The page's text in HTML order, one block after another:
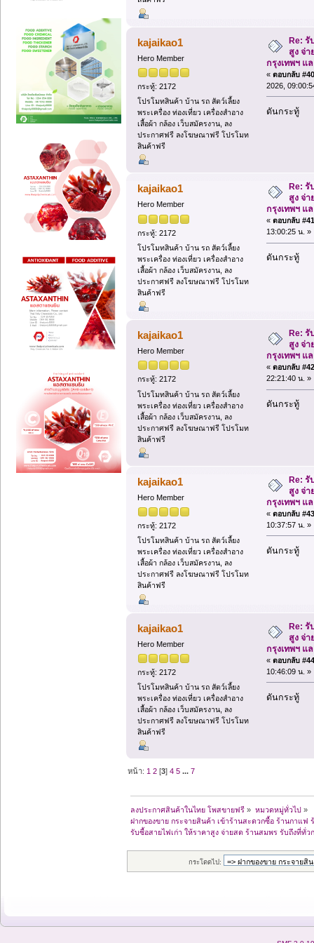
kajaikao1
Hero Member
กระทู้: 2172
โปรโมทสินค้า บ้าน รถ สัตว์เลี้ยง
พระเครื่อง ท่องเที่ยว เครื่องสำอาง
เสื้อผ้า กล้อง เว็บสมัครงาน, ลง
ประกาศฟรี ลงโฆษณาฟรี โปรโมท
สินค้าฟรี
Re: รั
สูง จ่
กรุงเทพฯ
« ตอบกลับ
2026,
ดันกระทู้
kajaikao1
Hero Member
กระทู้: 2172
โปรโมทสินค้า บ้าน รถ สัตว์เลี้ยง
พระเครื่อง ท่องเที่ยว เครื่องสำอาง
เสื้อผ้า กล้อง เว็บสมัครงาน, ลง
ประกาศฟรี ลงโฆษณาฟรี โปรโมท
สินค้าฟรี
Re: รั
สูง จ่
กรุงเทพฯ
« ตอบกลับ
13:00:25 น. »
ดันกระทู้
kajaikao1
Hero Member
กระทู้: 2172
โปรโมทสินค้า บ้าน รถ สัตว์เลี้ยง
พระเครื่อง ท่องเที่ยว เครื่องสำอาง
เสื้อผ้า กล้อง เว็บสมัครงาน, ลง
ประกาศฟรี ลงโฆษณาฟรี โปรโมท
สินค้าฟรี
Re: รั
สูง จ่
กรุงเทพฯ
« ตอบกลับ
22:21:40 น. »
ดันกระทู้
kajaikao1
Hero Member
กระทู้: 2172
โปรโมทสินค้า บ้าน รถ สัตว์เลี้ยง
พระเครื่อง ท่องเที่ยว เครื่องสำอาง
เสื้อผ้า กล้อง เว็บสมัครงาน, ลง
ประกาศฟรี ลงโฆษณาฟรี โปรโมท
สินค้าฟรี
Re: รั
สูง จ่
กรุงเทพฯ
« ตอบกลับ
10:37:57 น. »
ดันกระทู้
kajaikao1
Hero Member
กระทู้: 2172
โปรโมทสินค้า บ้าน รถ สัตว์เลี้ยง
พระเครื่อง ท่องเที่ยว เครื่องสำอาง
เสื้อผ้า กล้อง เว็บสมัครงาน, ลง
ประกาศฟรี ลงโฆษณาฟรี โปรโมท
สินค้าฟรี
Re: รั
สูง จ่
กรุงเทพฯ
« ตอบกลับ
10:46:09 น. »
ดันกระทู้
หน้า: 1 2 [3]4 5 ...7
ลงประกาศสินค้าในไทย โพสขายฟรี » หมวดหมู่ทั่วไป »
ฝากของขาย กระจายสินค้า เข้าร้านสะดวกซื้อ ร้านกาแฟ
รับซื้อสายไฟเก่า ให้ราคาสูง จ่ายสด ร้านสมพร รับถึงที่ทั่
กระโดดไป: